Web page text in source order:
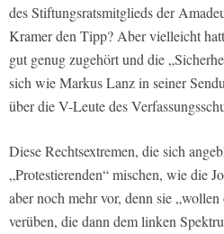
des Stiftungsratsmitglieds der
Kramer den Tipp? Aber vielleicht
gut genug zugehört und die
sich wie Markus Lanz in seiner
über die V-Leute des
Diese Rechtsextremen, die sich
„Protestierenden“ mischen, wie die
aber noch mehr vor, denn sie
verüben, die dann dem linken